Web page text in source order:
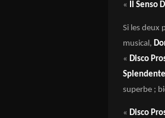
« Il Senso
Si les deux
musical,
« Disco
Splendente
superbe ;
« Disco